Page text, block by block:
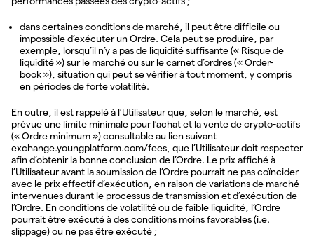
dans certaines conditions de marché, il peut être difficile ou
impossible d’exécuter un Ordre. Cela peut se produire, par
exemple, lorsqu’il n’y a pas de liquidité suffisante (« Risque de
liquidité ») sur le marché ou sur le carnet d’ordres (« Order-
book »), situation qui peut se vérifier à tout moment, y compris
en périodes de forte volatilité.
En outre, il est rappelé à l’Utilisateur que, selon le marché, est
prévue une limite minimale pour l’achat et la vente de crypto-actifs
(« Ordre minimum ») consultable au lien suivant
exchange.youngplatform.com/fees, que l’Utilisateur doit respecter
afin d’obtenir la bonne conclusion de l’Ordre. Le prix affiché à
l’Utilisateur avant la soumission de l’Ordre pourrait ne pas coïncider
avec le prix effectif d’exécution, en raison de variations de marché
intervenues durant le processus de transmission et d’exécution de
l’Ordre. En conditions de volatilité ou de faible liquidité, l’Ordre
pourrait être exécuté à des conditions moins favorables (i.e.
slippage) ou ne pas être exécuté ;